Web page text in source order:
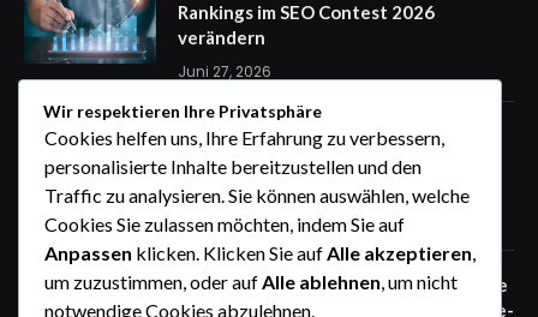
Rankings im SEO Contest 2026
verändern
Juni 27, 2026
Zaunfelder von WIŚNIOWSKI –
professionelle Lösungen für sichere
Unternehmensgelände
Juni 25, 2026
Zaunfelder von WIŚNIOWSKI – robuste
Systemlösungen für moderne Industrie-
Wir respektieren Ihre Privatsphäre
Cookies helfen uns, Ihre Erfahrung zu verbessern,
personalisierte Inhalte bereitzustellen und den
Traffic zu analysieren. Sie können auswählen, welche
Cookies Sie zulassen möchten, indem Sie auf
Anpassen klicken. Klicken Sie aufAlle akzeptieren,
um zuzustimmen, oder aufAlle ablehnen, um nicht
notwendige Cookies abzulehnen.